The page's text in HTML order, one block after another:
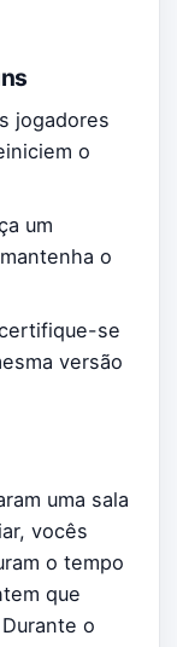
jogadores
o
um
o
se
versão
uma sala
vocês
o tempo
que
o